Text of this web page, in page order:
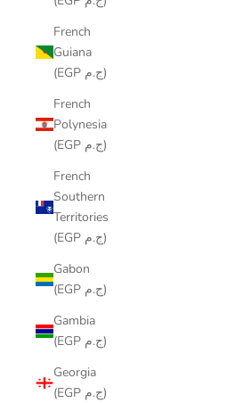
French
Guiana
(EGP ج.م)
French
Polynesia
(EGP ج.م)
French
Southern
Territories
(EGP ج.م)
Gabon
(EGP ج.م)
Gambia
(EGP ج.م)
Georgia
(EGP ج.م)